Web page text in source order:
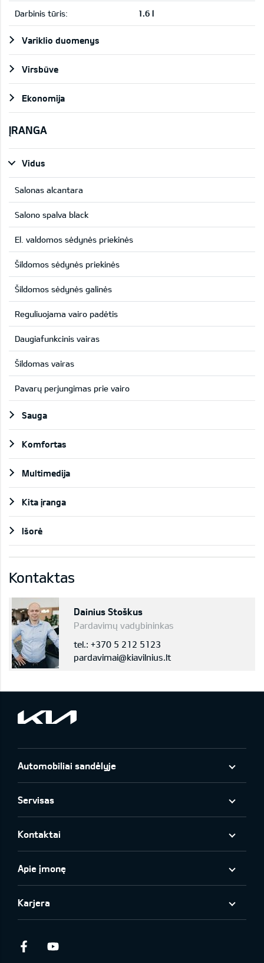
Darbinis tūris: 1.6 l
Variklio duomenys
Virsbūve
Ekonomija
ĮRANGA
Vidus
Salonas alcantara
Salono spalva black
El. valdomos sėdynės priekinės
Šildomos sėdynės priekinės
Šildomos sėdynės galinės
Reguliuojama vairo padėtis
Daugiafunkcinis vairas
Šildomas vairas
Pavarų perjungimas prie vairo
Sauga
Komfortas
Multimedija
Kita įranga
Išorė
Kontaktas
Dainius Stoškus
Pardavimų vadybininkas
tel.: +370 5 212 5123
pardavimai@kiavilnius.lt
Automobiliai sandėlyje
Servisas
Kontaktai
Apie įmonę
Karjera
Facebook